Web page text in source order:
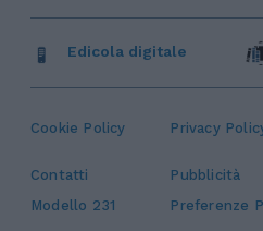
Cookie Policy Privacy
Contatti Pubblicità
Modello 231
Preferenze
Edicola digitale